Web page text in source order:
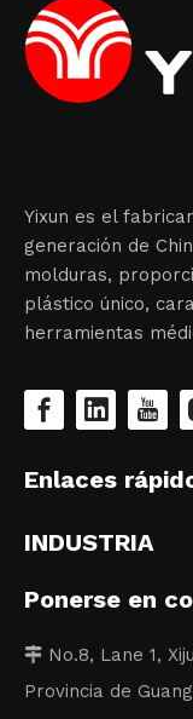
Yixun es el
generación de
molduras,
plástico único,
herramientas
Enlaces
INDUSTRIA
Ponerse en
 No.8, Lane 1,
Provincia de